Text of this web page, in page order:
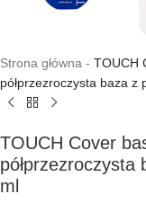
Strona główna - TOUCH
półprzezroczysta baza z
TOUCH Cover
półprzezroczysta
ml